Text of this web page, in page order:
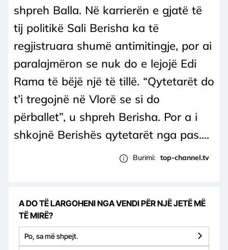
shpreh Balla. Në karrierën e gjatë të
tij politikë Sali Berisha ka të
regjistruara shumë antimitingje, por ai
paralajmëron se nuk do e lejojë Edi
Rama të bëjë një të tillë. “Qytetarët do
t’i tregojnë në Vlorë se si do
përballet”, u shpreh Berisha. Por a i
shkojnë Berishës qytetarët nga pas....
Burimi: top-channel.tv
A DO TË LARGOHENI NGA VENDI PËR NJË JETË MË
TË MIRË?
Po, sa më shpejt.